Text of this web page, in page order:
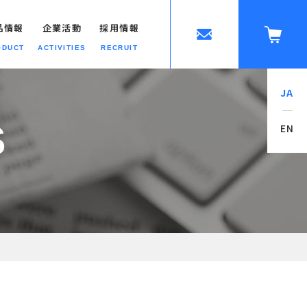
プへ
情報 企業活動
ACTIVITIES
採用情報
RECRUIT
JA
EN